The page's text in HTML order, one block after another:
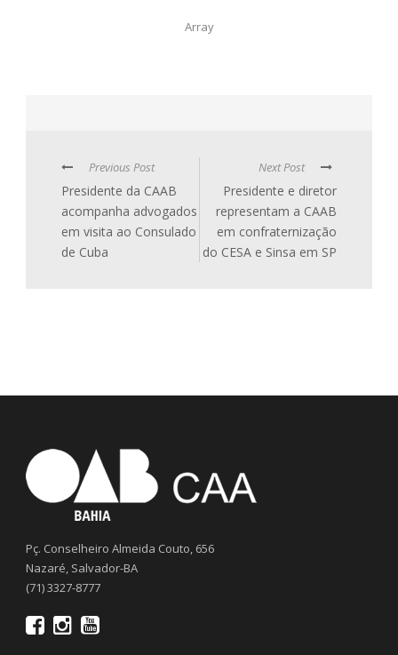
Array
Previous Post
Presidente da CAAB
acompanha advogados
em visita ao Consulado
de Cuba
Next Post
Presidente e diretor
representam a CAAB
em confraternização
do CESA e Sinsa em SP
Pç. Conselheiro Almeida Couto, 656
Nazaré, Salvador-BA
(71) 3327-8777